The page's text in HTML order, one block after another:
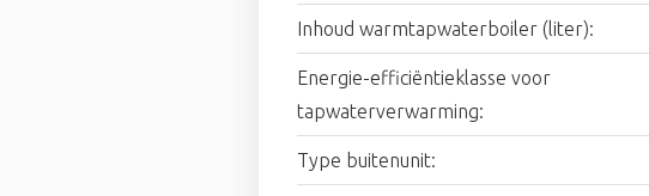
Inhoud warmtapwaterboiler (liter):
Energie-efficiëntieklasse voor
tapwaterverwarming:
Type buitenunit: